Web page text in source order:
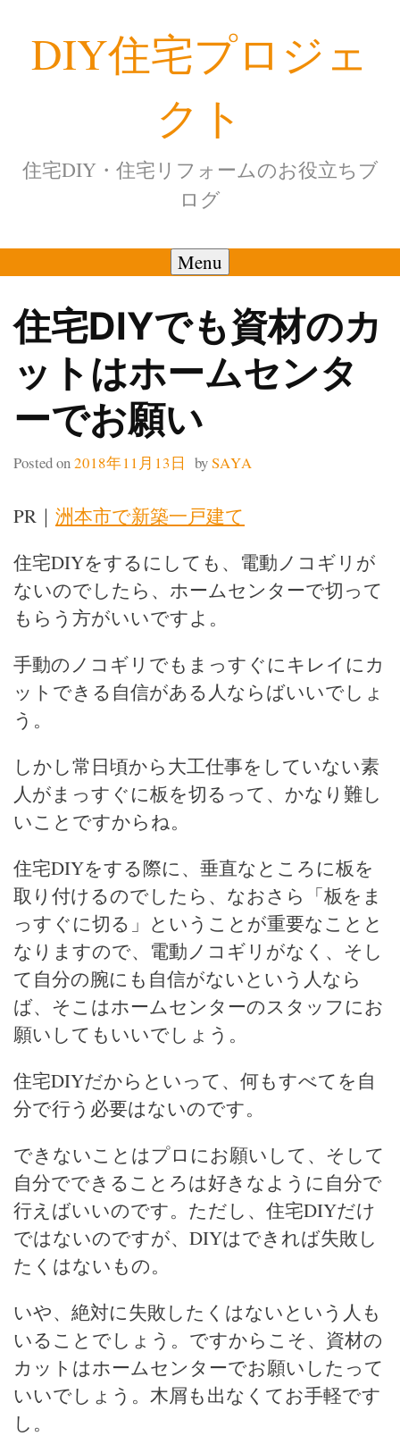
DIY住宅プロジェ
クト
住宅DIY・住宅リフォームのお役立ちブ
ログ
Menu
住宅DIYでも資材のカ
ットはホームセンタ
ーでお願い
Posted on2018年11月13日 bySAYA
PR｜ 洲本市で新築一戸建て
住宅DIYをするにしても、電動ノコギリが
ないのでしたら、ホームセンターで切って
もらう方がいいですよ。
手動のノコギリでもまっすぐにキレイにカ
ットできる自信がある人ならばいいでしょ
う。
しかし常日頃から大工仕事をしていない素
人がまっすぐに板を切るって、かなり難し
いことですからね。
住宅DIYをする際に、垂直なところに板を
取り付けるのでしたら、なおさら「板をま
っすぐに切る」ということが重要なことと
なりますので、電動ノコギリがなく、そし
て自分の腕にも自信がないという人なら
ば、そこはホームセンターのスタッフにお
願いしてもいいでしょう。
住宅DIYだからといって、何もすべてを自
分で行う必要はないのです。
できないことはプロにお願いして、そして
自分でできることろは好きなように自分で
行えばいいのです。ただし、住宅DIYだけ
ではないのですが、DIYはできれば失敗し
たくはないもの。
いや、絶対に失敗したくはないという人も
いることでしょう。ですからこそ、資材の
カットはホームセンターでお願いしたって
いいでしょう。木屑も出なくてお手軽です
し。